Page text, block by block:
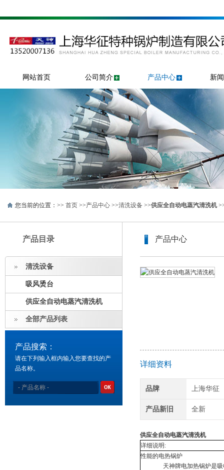
网站首页 公司简介 产品中心 新
您当前的位置：>> 首页 >>产品中心 >>清洗设备 >>供应全自动电蒸汽清洗机
产品目录
清洗设备
吸风烫台
供应全自动电蒸汽清洗机
全部产品列表
产品搜索：
请在下列输入框内输入您要查找的产
品名称。
产品中心
详细资料
品牌 上海华征
产品新旧 全新
供应全自动电蒸汽清洗机
详细说明:
性能的电热锅炉
天神牌电加热锅炉是吸收欧